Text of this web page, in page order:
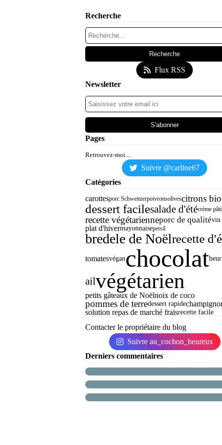
Recherche
Flux RSS
Newsletter
Pages
Retrouvez-moi....
Suivre @carline67
Catégories
carottesporc Schweitzerpoivronsolivescitrons bio
dessert facilesalade d'étécrème
recette végétarienneporc de qualitévin
plat d'hivermayonnaisepersil
bredele de Noëlrecette
tomatesvégan chocolat
ailvégétarien
petits gâteaux de Noëlnoix de coco
pommes de terredessert rapide
solution repas de marché fraisrecette facile
Contacter le propriétaire du blog
Suivre au_cochon_heureux
Derniers commentaires